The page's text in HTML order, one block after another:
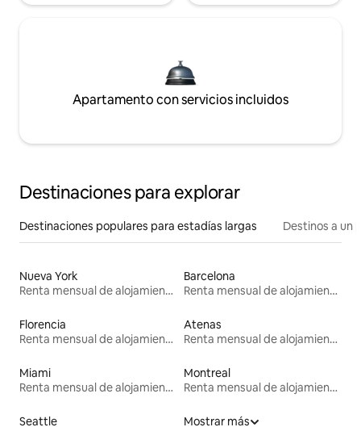
Apartamento con servicios incluidos
Destinaciones para explorar
Destinaciones populares para estadías largas Destinos a un
Nueva York
Renta mensual de alojamientos
Barcelona
Renta mensual de alojamientos
Florencia
Renta mensual de alojamientos
Atenas
Renta mensual de alojamientos
Miami
Renta mensual de alojamientos
Montreal
Renta mensual de alojamientos
Seattle
Mostrar más